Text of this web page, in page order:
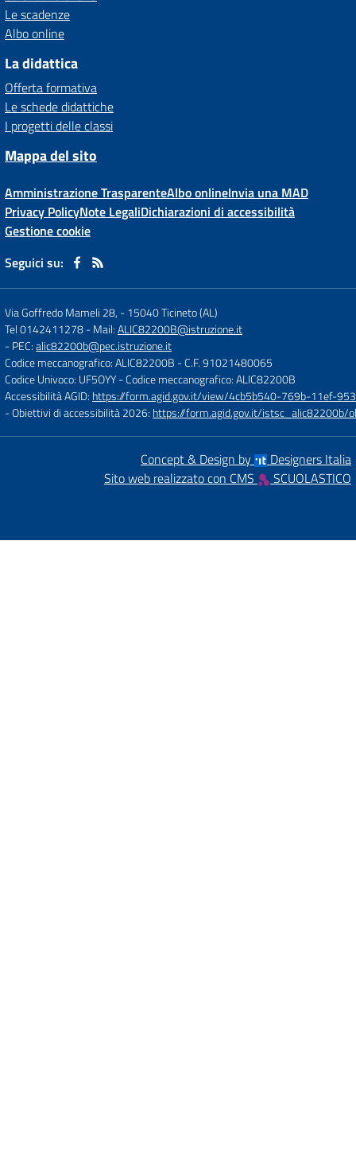
Le scadenze
Albo online
La didattica
Offerta formativa
Le schede didattiche
I progetti delle classi
Mappa del sito
Amministrazione TrasparenteAlbo onlineInvia una MAD
Privacy PolicyNote LegaliDichiarazioni di accessibilità
Gestione cookie
Seguici su:
Via Goffredo Mameli 28, -15040 Ticineto (AL)
Tel 0142411278- Mail:ALIC82200B@istruzione.it
- PEC:alic82200b@pec.istruzione.it
Codice meccanografico: ALIC82200B - C.F. 91021480065
Codice Univoco: UF5OYY- Codice meccanografico: ALIC82200B
Accessibilità AGID: https://form.agid.gov.it/view/4cb5b540-769b-11ef-
- Obiettivi di accessibilità 2026: https://form.agid.gov.it/
Concept & Design by
Designers Italia
Sito web realizzato con CMS
SCUOLASTICO